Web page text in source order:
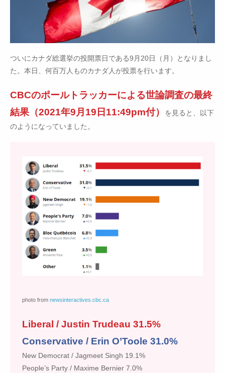
ついにカナダ総選挙の投開票日である9月20日（月）となりまし
た。本日、何百万人ものカナダ人が投票を行います。
CBCのポールトラッカーによる世論調査の最終
結果（2021年9月19日11:49pm付）
を見ると、以下
のようになっていました。
photo from newsinteractives.cbc.ca
Liberal / Justin Trudeau 31.5%
Conservative / Erin O’Toole 31.0%
New Democrat / Jagmeet Singh 19.1%
People’s Party / Maxime Bernier 7.0%